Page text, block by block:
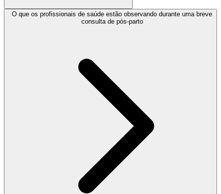
O que os profissionais de saúde estão observando durante uma breve
consulta de pós-parto